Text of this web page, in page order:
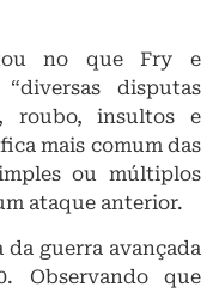
no que Fry e
disputas
roubo, insultos e
mais comum das
ou múltiplos
ataque anterior.
da guerra avançada
Observando que